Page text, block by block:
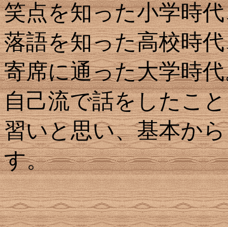
笑点を知った小学時
落語を知った高校時
寄席に通った大学時代
自己流で話をしたこ
習いと思い、基本か
す。